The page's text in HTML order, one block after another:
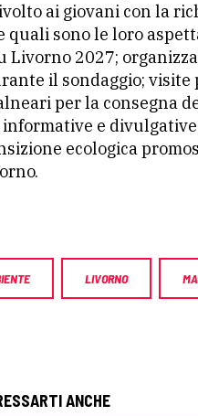
ai giovani con la
sono le loro
Livorno 2027;
il sondaggio; visite
per la consegna
e
ecologica
LIVORNO
ANCHE